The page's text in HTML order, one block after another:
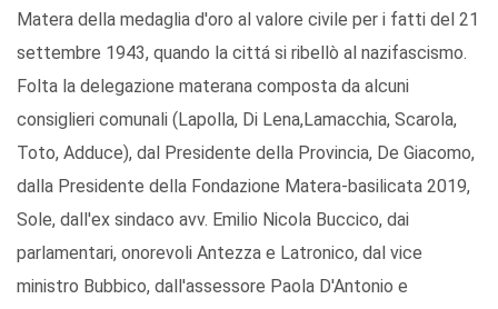
Matera della medaglia d'oro al valore civile per i fatti del 21
settembre 1943, quando la cittá si ribellò al nazifascismo.
Folta la delegazione materana composta da alcuni
consiglieri comunali (Lapolla, Di Lena,Lamacchia, Scarola,
Toto, Adduce), dal Presidente della Provincia, De Giacomo,
dalla Presidente della Fondazione Matera-basilicata 2019,
Sole, dall'ex sindaco avv. Emilio Nicola Buccico, dai
parlamentari, onorevoli Antezza e Latronico, dal vice
ministro Bubbico, dall'assessore Paola D'Antonio e